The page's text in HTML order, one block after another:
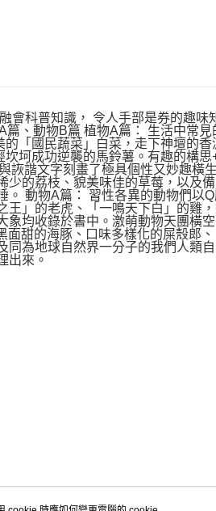
會科普知識， 令人手部是券的趣味
、動物B篇 植物A篇： 生活中常
「國民蔬菜」白菜，走下神壇的
坷成功逆襲的馬鈴薯。有趣的構思
詼諧文字刻畫了極具個性又妙趣橫
的荔枝、貌美味佳的草莓，以及
動物A篇： 習性各異的動物們以
」的老虎、「一鳴天下白」的雞
均收錄於書中。激萌動物天團橫
甜的海豚、口味多樣化的屎殼郎
為地球自然界一分子的我們人類
出來。